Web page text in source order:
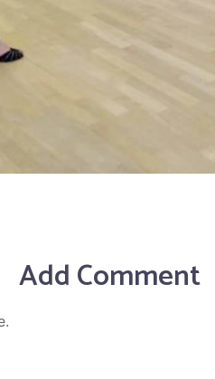
Add Comment